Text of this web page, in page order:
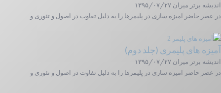
اندیشه برتر میران ۱۳۹۵/۰۷/۲۷
در عصر حاضر امیزه سازی در پلیمرها را به دلیل تفاوت در اصول و تئوری و
آمیزه های پلیمری (جلد دوم)
اندیشه برتر میران ۱۳۹۵/۰۷/۲۷
در عصر حاضر امیزه سازی در پلیمرها را به دلیل تفاوت در اصول و تئوری و